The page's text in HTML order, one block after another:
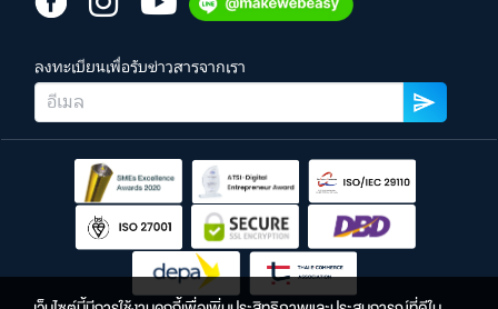
ลงทะเบียนเพื่อรับข่าวสารจากเรา